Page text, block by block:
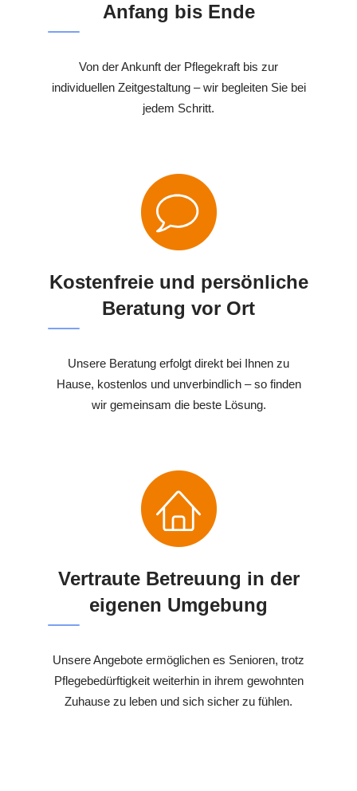
Anfang bis Ende
Von der Ankunft der Pflegekraft bis zur
individuellen Zeitgestaltung – wir begleiten Sie bei
jedem Schritt.
Kostenfreie und persönliche
Beratung vor Ort
Unsere Beratung erfolgt direkt bei Ihnen zu
Hause, kostenlos und unverbindlich – so finden
wir gemeinsam die beste Lösung.
Vertraute Betreuung in der
eigenen Umgebung
Unsere Angebote ermöglichen es Senioren, trotz
Pflegebedürftigkeit weiterhin in ihrem gewohnten
Zuhause zu leben und sich sicher zu fühlen.